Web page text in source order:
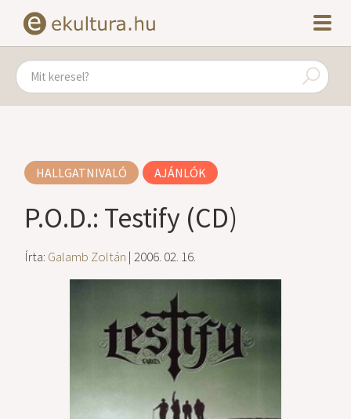
HALLGATNIVALÓ AJÁNLÓK
P.O.D.: Testify (CD)
Írta: Galamb Zoltán | 2006. 02. 16.